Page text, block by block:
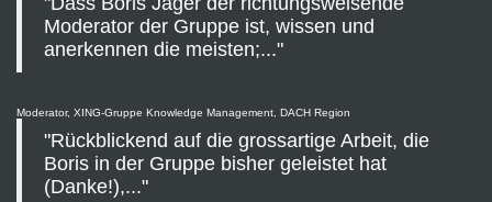
Moderator der Gruppe ist, wissen und
anerkennen die meisten;..."
Moderator, XING-Gruppe Knowledge Management, DACH Region
"Rückblickend auf die grossartige Arbeit, die
Boris in der Gruppe bisher geleistet hat
(Danke!),..."